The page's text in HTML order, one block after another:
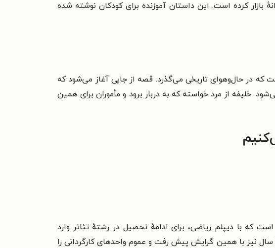
بازار کرده است. این داستان آموزنده برای کودکان نوشته شده
که در حال‌وهوای تاریخی می‌گذرد. قصه از جایی آغاز می‌شود که
خلیفه از مرد خواسته که به دربار برود و مأموران برای همین
است که با دیپلم ریاضی، برای ادامهٔ تحصیل در رشتهٔ تئاتر وارد
دانشکدهٔ هنرهای دراماتیک شد. او در بدو ورود به دانشکده، گرایش کارگردانی تئاتر را برگزید و حدود ۳ سال نیز با همین گرایش پیش رفت و عموم واحدهای کارگردانی را